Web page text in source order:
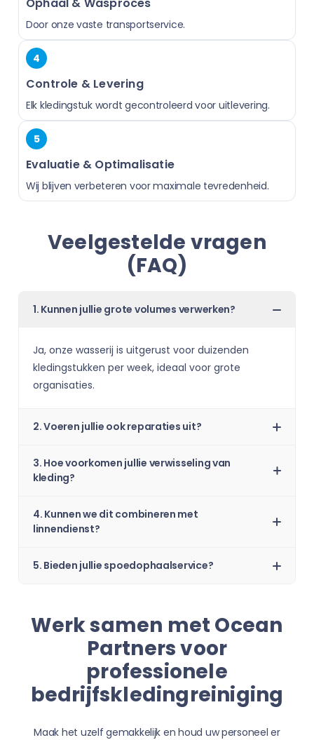
Door onze vaste transportservice.
4
Controle & Levering
Elk kledingstuk wordt gecontroleerd voor uitlevering.
5
Evaluatie & Optimalisatie
Wij blijven verbeteren voor maximale tevredenheid.
Veelgestelde vragen
(FAQ)
1. Kunnen jullie grote volumes verwerken?
Ja, onze wasserij is uitgerust voor duizenden
kledingstukken per week, ideaal voor grote
organisaties.
2. Voeren jullie ook reparaties uit?
3. Hoe voorkomen jullie verwisseling van
kleding?
4. Kunnen we dit combineren met
linnendienst?
5. Bieden jullie spoedophaalservice?
Werk samen met Ocean
Partners voor
professionele
bedrijfskledingreiniging
Maak het uzelf gemakkelijk en houd uw personeel er